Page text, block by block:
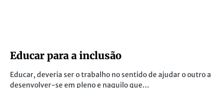
Educar para a inclusão
Educar, deveria ser o trabalho no sentido de ajudar o outro a
desenvolver-se em pleno e naquilo que…